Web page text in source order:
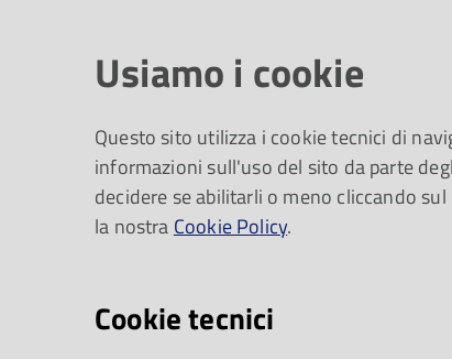
Laura Faoro
2023
Mercoledì 29 novembre alle
contemporanea
Usiamo i cookie
Questo sito utilizza i cookie tecnici di
informazioni sull'uso del sito da parte
decidere se abilitarli o meno cliccando
la nostra Cookie Policy.
Cookie tecnici